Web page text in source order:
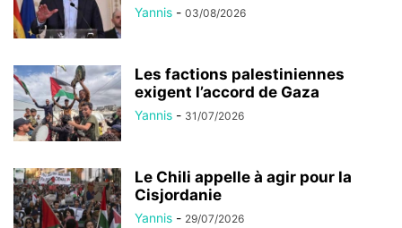
Yannis - 03/08/2026
Les factions palestiniennes
exigent l’accord de Gaza
Yannis - 31/07/2026
Le Chili appelle à agir pour la
Cisjordanie
Yannis - 29/07/2026